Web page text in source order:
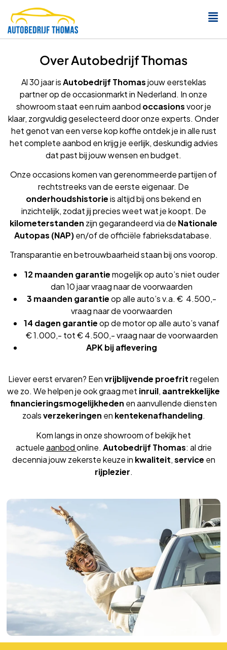
Over Autobedrijf Thomas
Al 30 jaar isAutobedrijf Thomasjouw eersteklas
partner op de occasionmarkt in Nederland. In onze
showroom staat een ruim aanbod occasionsvoor je
klaar, zorgvuldig geselecteerd door onze experts. Onder
het genot van een verse kop koffie ontdek je in alle rust
het complete aanbod en krijg je eerlijk, deskundig advies
dat past bij jouw wensen en budget.
Onze occasions komen van gerenommeerde partijen of
rechtstreeks van de eerste eigenaar. De
onderhoudshistorieis altijd bij ons bekend en
inzichtelijk, zodat jij precies weet wat je koopt. De
kilometerstanden zijn gegarandeerd via de Nationale
Autopas (NAP)en/of de officiële fabrieksdatabase.
Transparantie en betrouwbaarheid staan bij ons voorop.
12 maanden garantiemogelijk op auto’s niet ouder
dan 10 jaar vraag naar de voorwaarden
3 maanden garantieop alle auto’s v.a. € 4.500,-
vraag naar de voorwaarden
14 dagen garantieop de motor op alle auto’s vanaf
€ 1.000,- tot € 4.500,- vraag naar de voorwaarden
APK bij aflevering
Liever eerst ervaren? Eenvrijblijvende proefritregelen
we zo. We helpen je ook graag met inruil, aantrekkelijke
financieringsmogelijkheden en aanvullende diensten
zoalsverzekeringen en kentekenafhandeling.
Kom langs in onze showroom of bekijk het
actueleaanbodonline. Autobedrijf Thomas: al drie
decennia jouw zekerste keuze in kwaliteit,service en
rijplezier.